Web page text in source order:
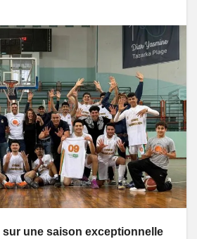
sur une saison exceptionnelle